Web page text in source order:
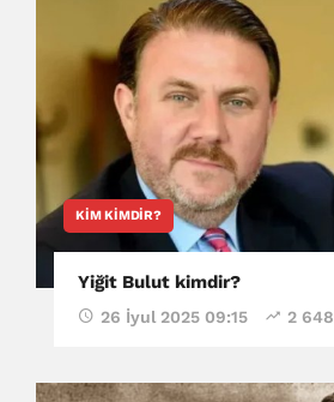
KIM KIMDIR?
Yiğit Bulut kimdir?
26 İyul 2025 09:15 2 648